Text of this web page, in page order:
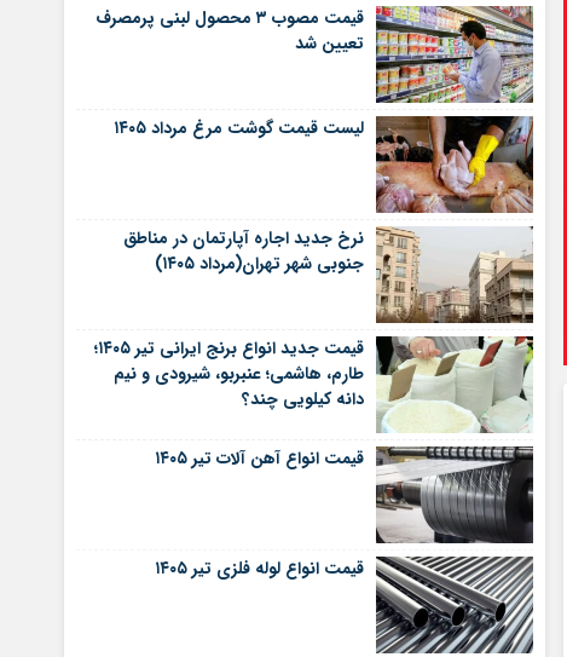
قیمت مصوب ۳ محصول لبنی پرمصرف
تعیین شد
لیست قیمت گوشت مرغ مرداد ۱۴۰۵
نرخ جدید اجاره آپارتمان در مناطق
جنوبی شهر تهران(مرداد ۱۴۰۵)
قیمت جدید انواع برنج ایرانی تیر ۱۴۰۵؛
طارم، هاشمی؛ عنبربو، شیرودی و نیم
دانه کیلویی چند؟
قیمت انواع آهن آلات تیر ۱۴۰۵
قیمت انواع لوله فلزی تیر ۱۴۰۵